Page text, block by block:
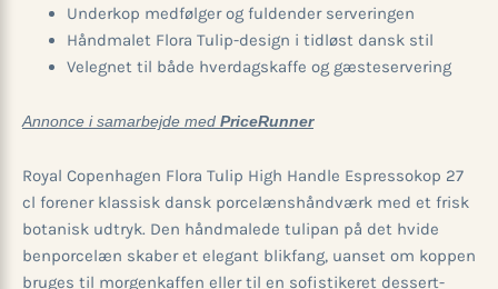
Underkop medfølger og fuldender serveringen
Håndmalet Flora Tulip-design i tidløst dansk stil
Velegnet til både hverdagskaffe og gæsteservering
Annonce i samarbejde med PriceRunner
Royal Copenhagen Flora Tulip High Handle Espressokop 27
cl forener klassisk dansk porcelænshåndværk med et frisk
botanisk udtryk. Den håndmalede tulipan på det hvide
benporcelæn skaber et elegant blikfang, uanset om koppen
bruges til morgenkaffen eller til en sofistikeret dessert-